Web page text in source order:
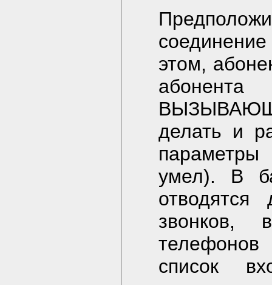
этом,
делать и
умел). В
отводятся
звонков,
список